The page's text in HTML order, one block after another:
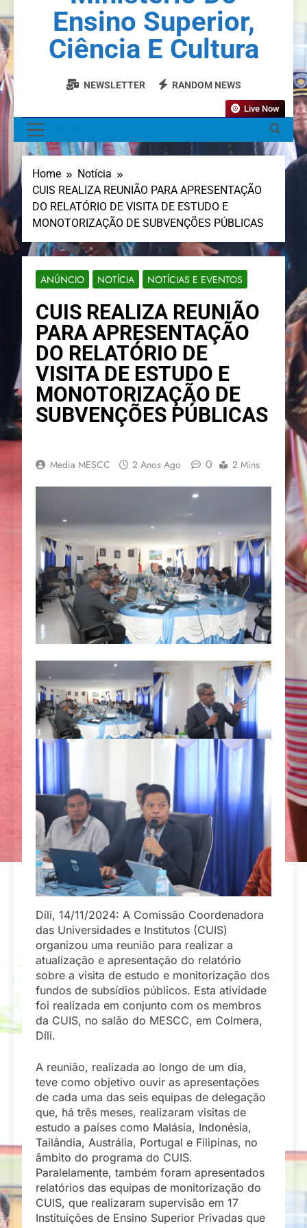
Ensino Superior,
Ciência E Cultura
NEWSLETTER RANDOM NEWS
Live Now
Home
Notícia
CUIS REALIZA REUNIÃO PARA APRESENTAÇÃO
DO RELATÓRIO DE VISITA DE ESTUDO E
MONOTORIZAÇÃO DE SUBVENÇÕES PÚBLICAS
ANÚNCIO NOTÍCIA NOTÍCIAS E EVENTOS
CUIS REALIZA REUNIÃO
PARA APRESENTAÇÃO
DO RELATÓRIO DE
VISITA DE ESTUDO E
MONOTORIZAÇÃO DE
SUBVENÇÕES PÚBLICAS
Media MESCC 2 Anos Ago 0 2 Mins
Díli, 14/11/2024: A Comissão Coordenadora
das Universidades e Institutos (CUIS)
organizou uma reunião para realizar a
atualização e apresentação do relatório
sobre a visita de estudo e monitorização dos
fundos de subsídios públicos. Esta atividade
foi realizada em conjunto com os membros
da CUIS, no salão do MESCC, em Colmera,
Díli.
A reunião, realizada ao longo de um dia,
teve como objetivo ouvir as apresentações
de cada uma das seis equipas de delegação
que, há três meses, realizaram visitas de
estudo a países como Malásia, Indonésia,
Tailândia, Austrália, Portugal e Filipinas, no
âmbito do programa do CUIS.
Paralelamente, também foram apresentados
relatórios das equipas de monitorização do
CUIS, que realizaram supervisão em 17
Instituições de Ensino Superior Privadas que